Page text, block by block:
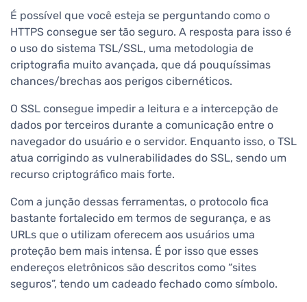
É possível que você esteja se perguntando como o
HTTPS consegue ser tão seguro. A resposta para isso é
o uso do sistema TSL/SSL, uma metodologia de
criptografia muito avançada, que dá pouquíssimas
chances/brechas aos perigos cibernéticos.
O SSL consegue impedir a leitura e a intercepção de
dados por terceiros durante a comunicação entre o
navegador do usuário e o servidor. Enquanto isso, o TSL
atua corrigindo as vulnerabilidades do SSL, sendo um
recurso criptográfico mais forte.
Com a junção dessas ferramentas, o protocolo fica
bastante fortalecido em termos de segurança, e as
URLs que o utilizam oferecem aos usuários uma
proteção bem mais intensa. É por isso que esses
endereços eletrônicos são descritos como “sites
seguros”, tendo um cadeado fechado como símbolo.